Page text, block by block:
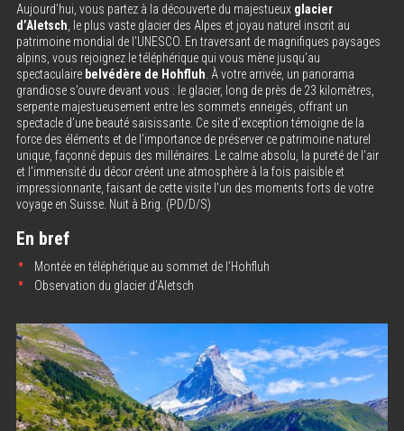
Aujourd’hui, vous partez à la découverte du majestueux glacier
d’Aletsch , le plus vaste glacier des Alpes et joyau naturel inscrit au
patrimoine mondial de l’UNESCO. En traversant de magnifiques paysages
alpins, vous rejoignez le téléphérique qui vous mène jusqu’au
spectaculaire belvédère de Hohfluh . À votre arrivée, un panorama
grandiose s’ouvre devant vous : le glacier, long de près de 23 kilomètres,
serpente majestueusement entre les sommets enneigés, offrant un
spectacle d’une beauté saisissante. Ce site d’exception témoigne de la
force des éléments et de l’importance de préserver ce patrimoine naturel
unique, façonné depuis des millénaires. Le calme absolu, la pureté de l’air
et l’immensité du décor créent une atmosphère à la fois paisible et
impressionnante, faisant de cette visite l’un des moments forts de votre
voyage en Suisse. Nuit à Brig. (PD/D/S)
En bref
Montée en téléphérique au sommet de l’Hohfluh
Observation du glacier d’Aletsch